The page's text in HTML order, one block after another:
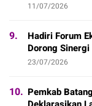
11/07/2026
9.
Hadiri Forum
Dorong
23/07/2026
10. Pemkab